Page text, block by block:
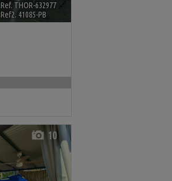
Ref. THOR-632977 🔗
Ref2. 41085-PB
10